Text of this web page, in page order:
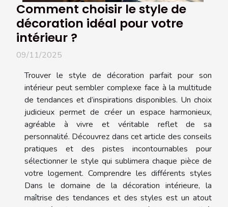
Comment choisir le style de
décoration idéal pour votre
intérieur ?
09/11/2025
Trouver le style de décoration parfait pour son
intérieur peut sembler complexe face à la multitude
de tendances et d’inspirations disponibles. Un choix
judicieux permet de créer un espace harmonieux,
agréable à vivre et véritable reflet de sa
personnalité. Découvrez dans cet article des conseils
pratiques et des pistes incontournables pour
sélectionner le style qui sublimera chaque pièce de
votre logement. Comprendre les différents styles
Dans le domaine de la décoration intérieure, la
maîtrise des tendances et des styles est un atout